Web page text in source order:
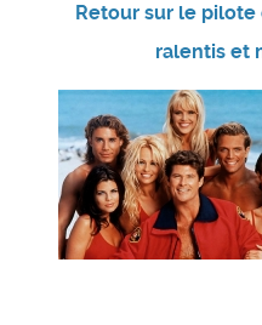
Retour sur le pilote
ralentis et